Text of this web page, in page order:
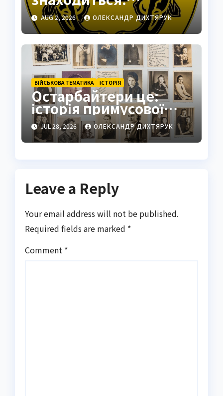
Подільськ як
стратегічний центр
AUG 2, 2026 ОЛЕКСАНДР ДИХТЯРУК
ВІЙСЬКОВА ТЕМАТИКА ІСТОРІЯ
Остарбайтери це:
історія примусової
праці українців
JUL 28, 2026 ОЛЕКСАНДР ДИХТЯРУК
Leave a Reply
Your email address will not be published.
Required fields are marked *
Comment *